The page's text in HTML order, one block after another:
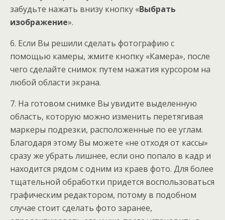
забудьте нажать внизу кнопку «Выбрать
изображение».
6. Если Вы решили сделать фотографию с
помощью камеры, жмите кнопку «Камера», после
чего сделайте снимок путем нажатия курсором на
любой области экрана.
7. На готовом снимке Вы увидите выделенную
область, которую можно изменить перетягивая
маркеры подрезки, расположенные по ее углам.
Благодаря этому Вы можете «не отходя от кассы»
сразу же убрать лишнее, если оно попало в кадр и
находится рядом с одним из краев фото. Для более
тщательной обработки придется воспользоваться
графическим редактором, потому в подобном
случае стоит сделать фото заранее,